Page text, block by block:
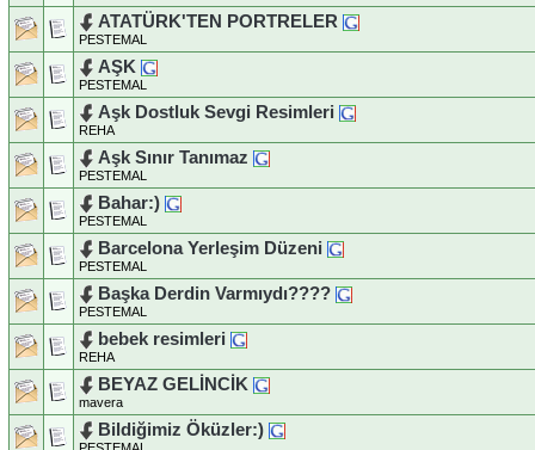
ATATÜRK'TEN PORTRELER
PESTEMAL
AŞK
PESTEMAL
Aşk Dostluk Sevgi Resimleri
REHA
Aşk Sınır Tanımaz
PESTEMAL
Bahar:)
PESTEMAL
Barcelona Yerleşim Düzeni
PESTEMAL
Başka Derdin Varmıydı????
PESTEMAL
bebek resimleri
REHA
BEYAZ GELİNCİK
mavera
Bildiğimiz Öküzler:)